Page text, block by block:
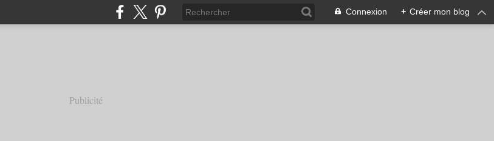
Connexion + Créer mon blog
Publicité